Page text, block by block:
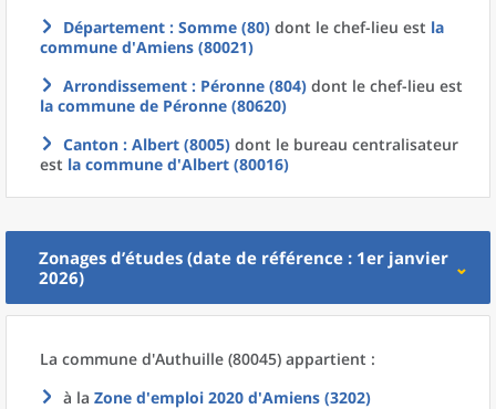
Département : Somme (80) dont le chef-lieu est la
commune d'Amiens (80021)
Arrondissement : Péronne (804) dont le chef-lieu est
la commune de Péronne (80620)
Canton : Albert (8005) dont le bureau centralisateur
est la commune d'Albert (80016)
Zonages d’études (date de référence : 1er janvier
2026)
La commune d'Authuille (80045) appartient :
à la Zone d'emploi 2020 d'Amiens (3202)